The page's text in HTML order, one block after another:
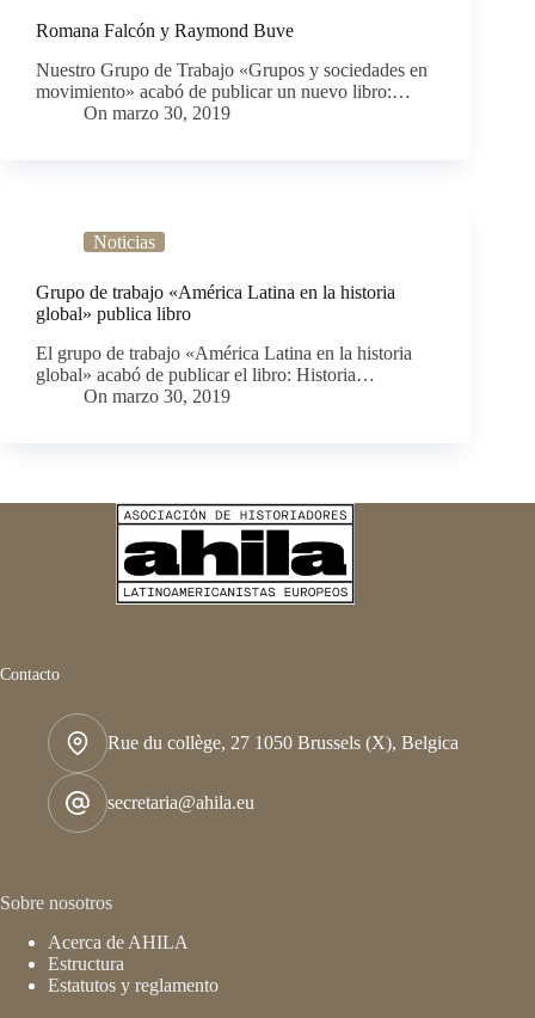
Romana Falcón y Raymond Buve
Nuestro Grupo de Trabajo «Grupos y sociedades en
movimiento» acabó de publicar un nuevo libro:…
On marzo 30, 2019
Noticias
Grupo de trabajo «América Latina en la historia
global» publica libro
El grupo de trabajo «América Latina en la historia
global» acabó de publicar el libro: Historia…
On marzo 30, 2019
Contacto
Rue du collège, 27 1050 Brussels (X), Belgica
secretaria@ahila.eu
Sobre nosotros
Acerca de AHILA
Estructura
Estatutos y reglamento